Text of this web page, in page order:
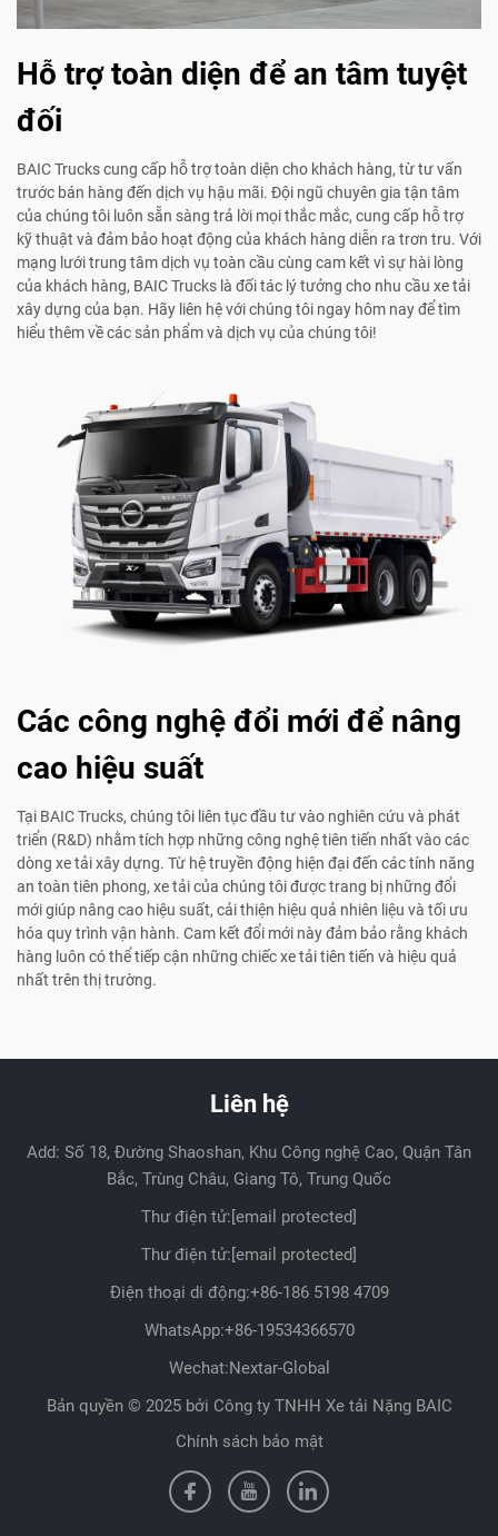
Hỗ trợ toàn diện để an tâm tuyệt
đối
BAIC Trucks cung cấp hỗ trợ toàn diện cho khách hàng, từ tư vấn
trước bán hàng đến dịch vụ hậu mãi. Đội ngũ chuyên gia tận tâm
của chúng tôi luôn sẵn sàng trả lời mọi thắc mắc, cung cấp hỗ trợ
kỹ thuật và đảm bảo hoạt động của khách hàng diễn ra trơn tru. Với
mạng lưới trung tâm dịch vụ toàn cầu cùng cam kết vì sự hài lòng
của khách hàng, BAIC Trucks là đối tác lý tưởng cho nhu cầu xe tải
xây dựng của bạn. Hãy liên hệ với chúng tôi ngay hôm nay để tìm
hiểu thêm về các sản phẩm và dịch vụ của chúng tôi!
Các công nghệ đổi mới để nâng
cao hiệu suất
Tại BAIC Trucks, chúng tôi liên tục đầu tư vào nghiên cứu và phát
triển (R&D) nhằm tích hợp những công nghệ tiên tiến nhất vào các
dòng xe tải xây dựng. Từ hệ truyền động hiện đại đến các tính năng
an toàn tiên phong, xe tải của chúng tôi được trang bị những đổi
mới giúp nâng cao hiệu suất, cải thiện hiệu quả nhiên liệu và tối ưu
hóa quy trình vận hành. Cam kết đổi mới này đảm bảo rằng khách
hàng luôn có thể tiếp cận những chiếc xe tải tiên tiến và hiệu quả
nhất trên thị trường.
Liên hệ
Add: Số 18, Đường Shaoshan, Khu Công nghệ Cao, Quận Tân
Bắc, Trùng Châu, Giang Tô, Trung Quốc
Thư điện tử: [email protected]
Thư điện tử: [email protected]
Điện thoại di động:+86-186 5198 4709
WhatsApp:+86-19534366570
Wechat:Nextar-Global
Bản quyền © 2025 bởi Công ty TNHH Xe tải Nặng BAIC
Chính sách bảo mật